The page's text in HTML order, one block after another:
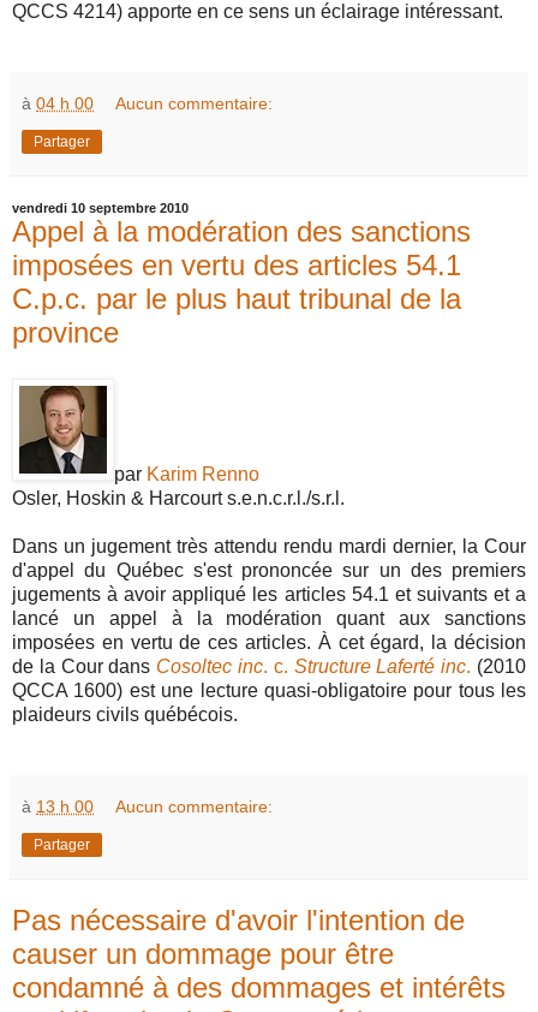
QCCS 4214) apporte en ce sens un éclairage intéressant.
à 04 h 00 Aucun commentaire:
Partager
vendredi 10 septembre 2010
Appel à la modération des sanctions
imposées en vertu des articles 54.1
C.p.c. par le plus haut tribunal de la
province
par Karim Renno
Osler, Hoskin & Harcourt s.e.n.c.r.l./s.r.l.
Dans un jugement très attendu rendu mardi dernier, la Cour
d'appel du Québec s'est prononcée sur un des premiers
jugements à avoir appliqué les articles 54.1 et suivants et a
lancé un appel à la modération quant aux sanctions
imposées en vertu de ces articles. À cet égard, la décision
de la Cour dans Cosoltec inc. c. Structure Laferté inc. (2010
QCCA 1600) est une lecture quasi-obligatoire pour tous les
plaideurs civils québécois.
à 13 h 00 Aucun commentaire:
Partager
Pas nécessaire d'avoir l'intention de
causer un dommage pour être
condamné à des dommages et intérêts